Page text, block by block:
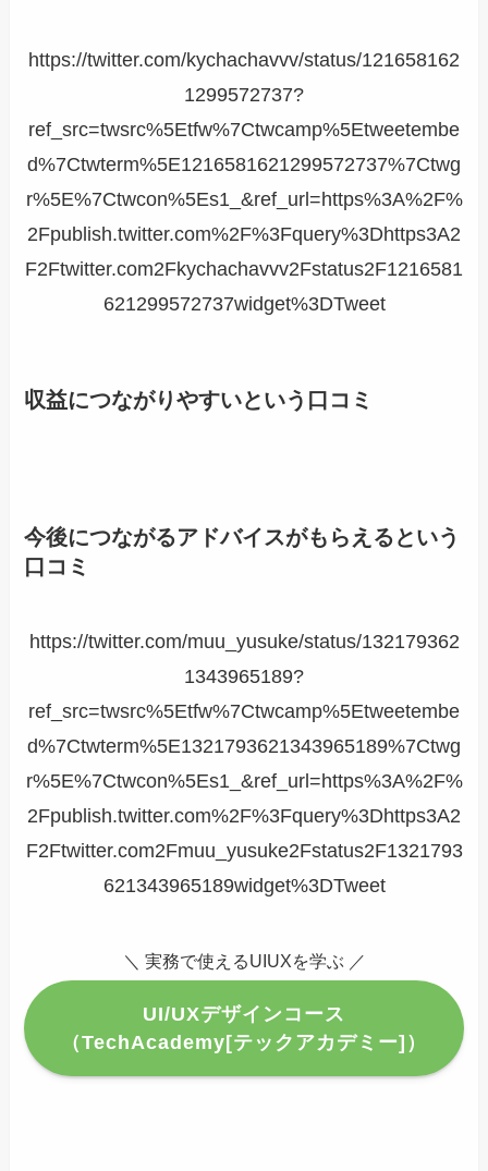
https://twitter.com/kychachavvv/status/121658162
1299572737?
ref_src=twsrc%5Etfw%7Ctwcamp%5Etweetembe
d%7Ctwterm%5E1216581621299572737%7Ctwg
r%5E%7Ctwcon%5Es1_&ref_url=https%3A%2F%
2Fpublish.twitter.com%2F%3Fquery%3Dhttps3A2
F2Ftwitter.com2Fkychachavvv2Fstatus2F1216581
621299572737widget%3DTweet
収益につながりやすいという口コミ
今後につながるアドバイスがもらえる という
口コミ
https://twitter.com/muu_yusuke/status/132179362
1343965189?
ref_src=twsrc%5Etfw%7Ctwcamp%5Etweetembe
d%7Ctwterm%5E1321793621343965189%7Ctwg
r%5E%7Ctwcon%5Es1_&ref_url=https%3A%2F%
2Fpublish.twitter.com%2F%3Fquery%3Dhttps3A2
F2Ftwitter.com2Fmuu_yusuke2Fstatus2F1321793
621343965189widget%3DTweet
＼ 実務で使えるUIUXを学ぶ ／
UI/UXデザインコース
（TechAcademy[テックアカデミー]）